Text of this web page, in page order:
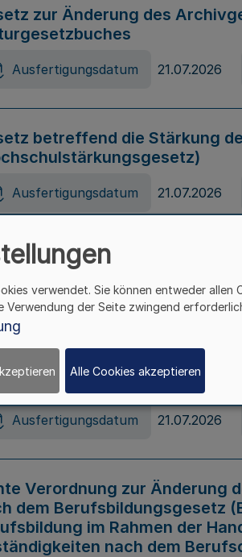
zur Änderung des
Ausfertigungsdatum 21.07.2026
betreffend die Stärkung
Ausfertigungsdatum 21.07.2026
zur Vermeidung von
Ausfertigungsdatum 21.07.2026
zur Änderung des
Ausfertigungsdatum 21.07.2026
Verordnung zur Änderung
dem Berufsbildungsgesetz
im Rahmen der
nach dem
verwendet. Sie können entweder allen
Verwendung der Seite zwingend
Alle Cookies akzeptieren